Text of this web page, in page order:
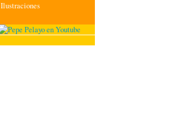
Ilustraciones